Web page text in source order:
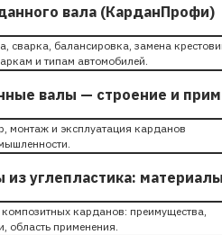
вала (КарданПрофи)
сварка, балансировка, замена
и типам автомобилей.
валы — строение и
монтаж и эксплуатация карданов
углепластика:
карданов: преимущества,
область применения.